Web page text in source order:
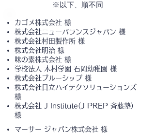
※以下、順不同
カゴメ株式会社 様
株式会社ニューバランスジャパン 様
株式会社村田製作所 様
株式会社明治 様
味の素株式会社 様
学校法人 木村学園 石岡幼稚園 様
株式会社ブルーシップ 様
株式会社日立ハイテクソリューションズ
様
株式会社 J Institute(J PREP 斉藤塾)
様
マーサー ジャパン株式会社 様